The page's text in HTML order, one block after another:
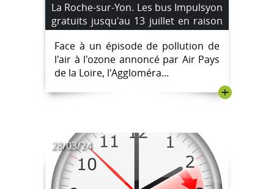
La Roche-sur-Yon. Les bus Impulsyon
gratuits jusqu'au 13 juillet en raison
d'un pic de pollution à l'ozone
Face à un épisode de pollution de
l'air à l'ozone annoncé par Air Pays
de la Loire, l'Aggloméra...
+
28/03/24